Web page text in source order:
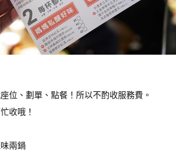
位、劃單、點餐！所以不酌收服務費。
收哦！
兩鍋